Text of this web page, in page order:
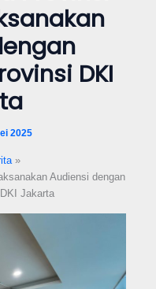
DKI
2025
Audiensi dengan
Jakarta
all options